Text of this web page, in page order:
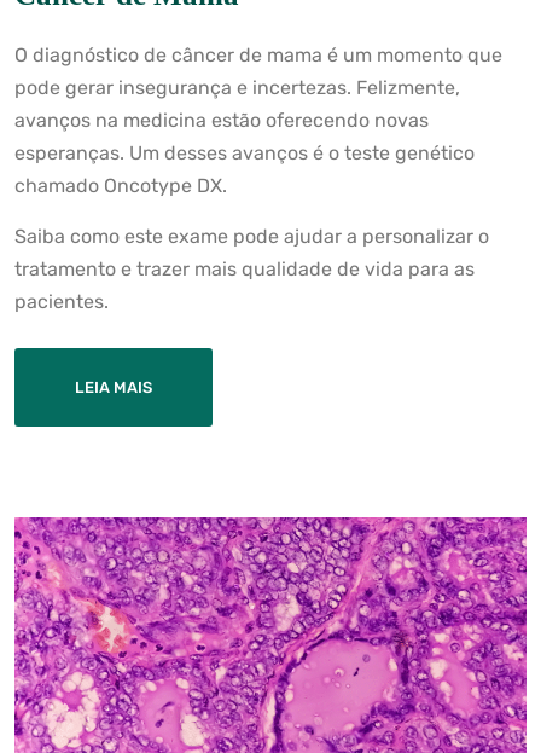
O diagnóstico de câncer de mama é um momento que
pode gerar insegurança e incertezas. Felizmente,
avanços na medicina estão oferecendo novas
esperanças. Um desses avanços é o teste genético
chamado Oncotype DX.
Saiba como este exame pode ajudar a personalizar o
tratamento e trazer mais qualidade de vida para as
pacientes.
LEIA MAIS